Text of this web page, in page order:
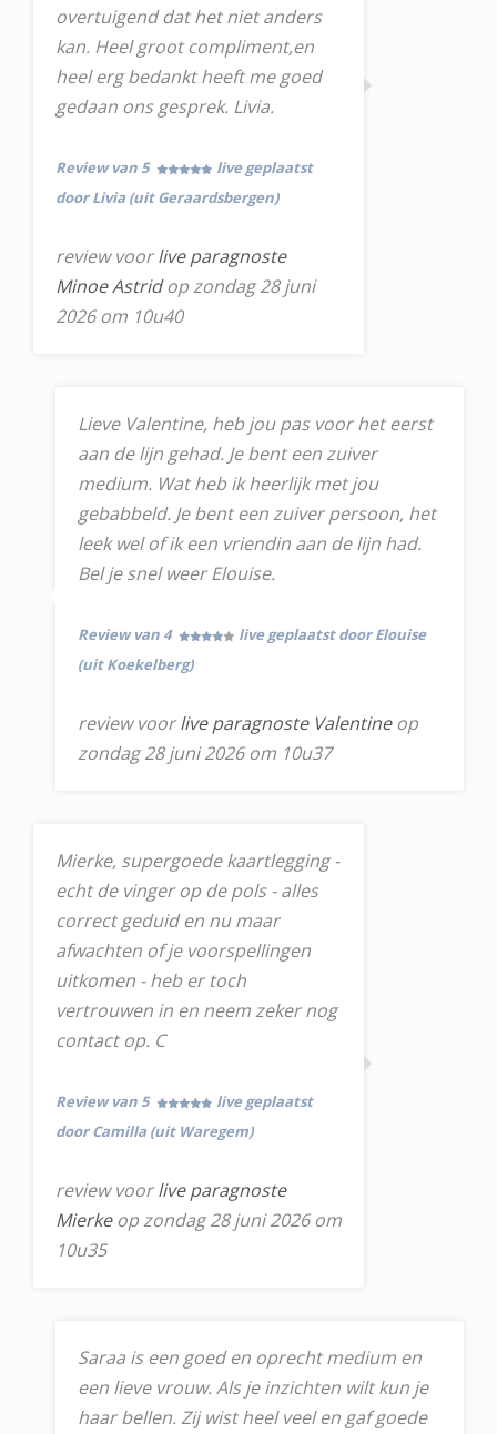
overtuigend dat het niet anders
kan. Heel groot compliment,en
heel erg bedankt heeft me goed
gedaan ons gesprek. Livia.
Review van 5
live geplaatst
door Livia (uit Geraardsbergen)
review voorlive paragnoste
Minoe Astridop zondag 28 juni
2026 om 10u40
Lieve Valentine, heb jou pas voor het eerst
aan de lijn gehad. Je bent een zuiver
medium. Wat heb ik heerlijk met jou
gebabbeld. Je bent een zuiver persoon, het
leek wel of ik een vriendin aan de lijn had.
Bel je snel weer Elouise.
Review van 4
live geplaatst door Elouise
(uit Koekelberg)
review voorlive paragnoste Valentineop
zondag 28 juni 2026 om 10u37
Mierke, supergoede kaartlegging -
echt de vinger op de pols - alles
correct geduid en nu maar
afwachten of je voorspellingen
uitkomen - heb er toch
vertrouwen in en neem zeker nog
contact op. C
Review van 5
live geplaatst
door Camilla (uit Waregem)
review voorlive paragnoste
Mierkeop zondag 28 juni 2026 om
10u35
Saraa is een goed en oprecht medium en
een lieve vrouw. Als je inzichten wilt kun je
haar bellen. Zij wist heel veel en gaf goede